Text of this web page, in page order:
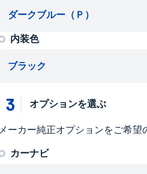
ダークブルー（Ｐ）
内装色
ブラック
3 オプションを選ぶ
メーカー純正オプションをご希望
カーナビ